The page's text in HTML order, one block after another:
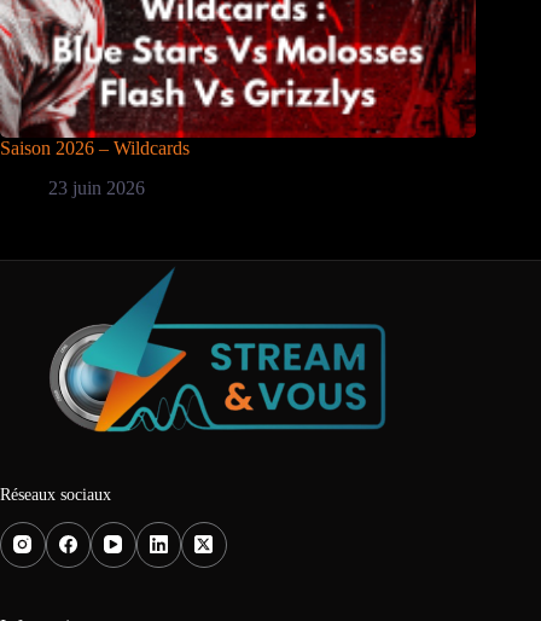
Saison 2026 – Wildcards
23 juin 2026
Réseaux sociaux